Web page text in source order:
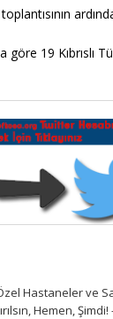
19 Kıbrıslı
Hastaneler ve
Hemen,